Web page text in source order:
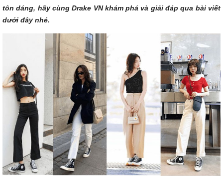
tôn dáng, hãy cùng Drake VN khám phá và giải đáp qua bài viết
dưới đây nhé.